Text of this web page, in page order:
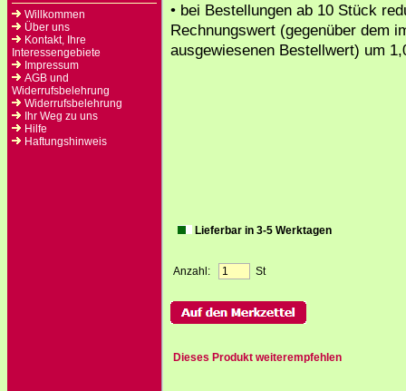
Willkommen
Über uns
Kontakt, Ihre
Interessengebiete
Impressum
AGB und
Widerrufsbelehrung
Widerrufsbelehrung
Ihr Weg zu uns
Hilfe
Haftungshinweis
• bei Bestellungen ab 10 Stück
Rechnungswert (gegenüber dem
ausgewiesenen Bestellwert) um
Lieferbar in 3-5 Werktagen
Anzahl: St
Dieses Produkt weiterempfehlen